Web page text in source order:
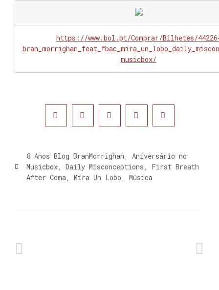
https://www.bol.pt/Comprar/Bilhetes/
musicbox/
8 Anos Blog BranMorrighan , Aniversário no
Musicbox, Daily Misconceptions , First Breath
After Coma, Mira Un Lobo , Música